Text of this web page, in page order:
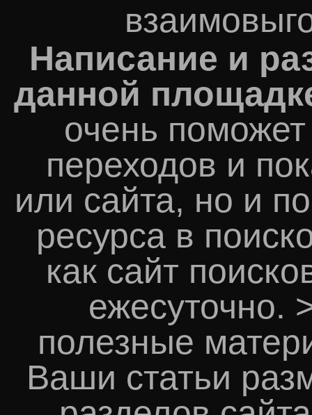
Написание и
данной
очень
переходов и
или сайта, но и
ресурса в
как сайт
ежесуточно.
полезные
Ваши статьи